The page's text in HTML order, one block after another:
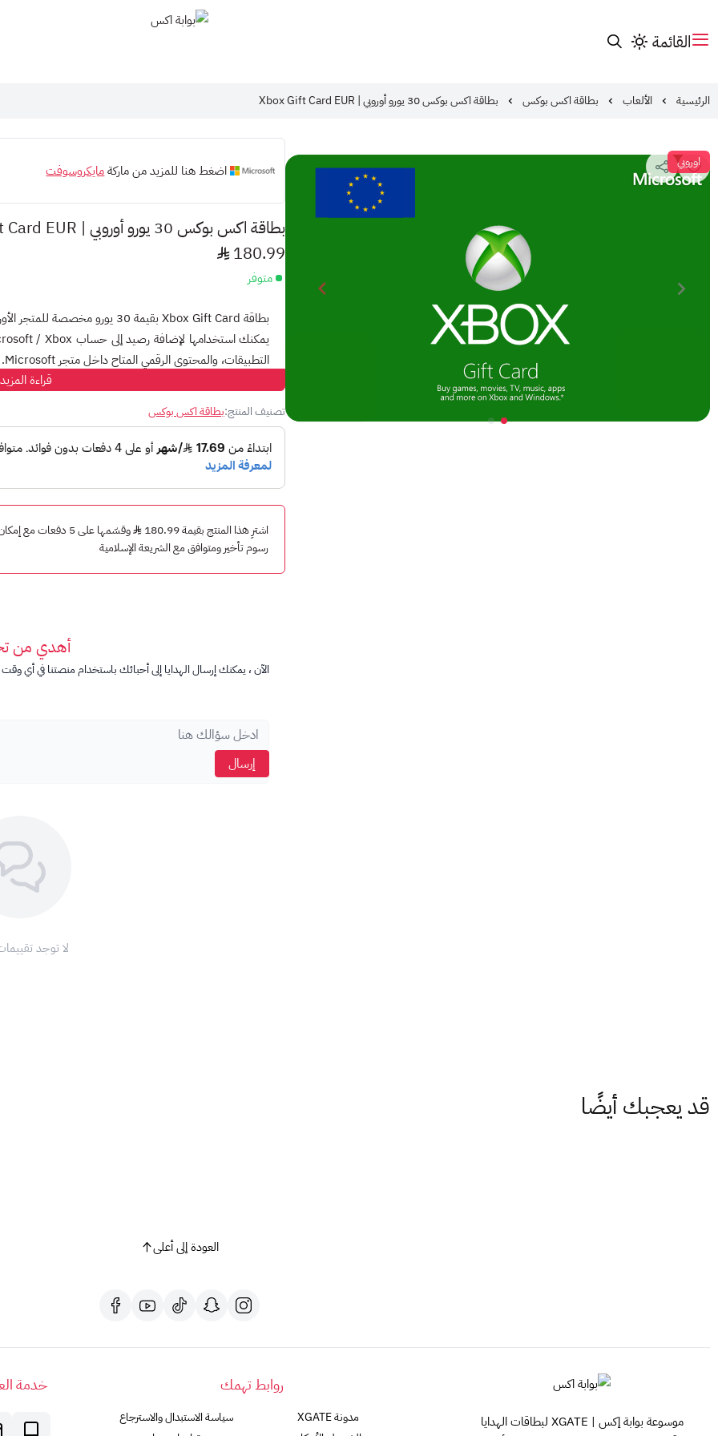
القائمة
الرئيسية الألعاب بطاقة اكس بوكس بطاقة اكس بوكس 30 يورو أوروبي | Xbox Gift Card EUR
اوروبي
اضغط هنا للمزيد من ماركةمايكروسوفت
بطاقة اكس بوكس 30 يورو أوروبي | Xbox Gift Card EUR
180.99
متوفر
بطاقة Xbox Gift Card بقيمة 30 يورو مخصصة للمتجر الأوروبي.
التطبيقات، والمحتوى الرقمي المتاح داخل متجر Microsoft.
هذه الفئة مناسبة لمن يحتاج رصيدًا أعلى من الفئات
طريقة الاستخدام
سجّل الدخول إلى حساب Microsoft أو Xbox الخاص بك.
تأكد أن الحساب مناسب للمتجر الأوروبي.
افتح صفحة الاسترداد.
أدخل كود البطاقة المكوّن من 25 حرفًا.
اتبع التعليمات حتى تتم إضافة الرصيد إلى حسابك.
يجب استخدام البطاقة مع حساب Microsoft / Xbox مناسب للمنطقة.
قراءة المزيد
تصنيف المنتج:بطاقة اكس بوكس
اشترِ هذا المنتج بقيمة 180.99
وقسّمها على 5 دفعات
رسوم تأخير ومتوافق مع الشريعة الإسلامية
أهدي من
الآن ، يمكنك إرسال الهدايا إلى أحبائك باستخدام منصتنا في أي وقت
إرسال
لا توجد
قد يعجبك أيضًا
العودة إلى أعلى
موسوعة بوابة إكس | XGATE لبطاقات الهدايا
روابط تهمك
مدونة XGATE
سياسة الاستبدال والاسترجاع
خدمة